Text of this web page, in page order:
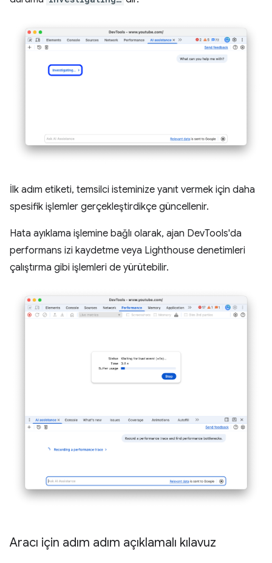
İlk adım etiketi, temsilci isteminize yanıt vermek için daha
spesifik işlemler gerçekleştirdikçe güncellenir.
Hata ayıklama işlemine bağlı olarak, ajan DevTools'da
performans izi kaydetme veya Lighthouse denetimleri
çalıştırma gibi işlemleri de yürütebilir.
Aracı için adım adım açıklamalı kılavuz